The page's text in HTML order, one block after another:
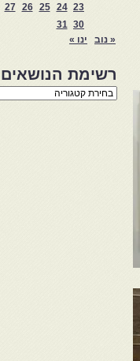
23
24
25
26
27
30
31
« נוב
ינו »
רשימת
רשימת
הנושאים